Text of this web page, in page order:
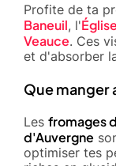
Profite de ta
Baneuil, l'
Veauce. Ces
et d'absorber
Que manger
Les fromages
d'Auvergne
optimiser tes